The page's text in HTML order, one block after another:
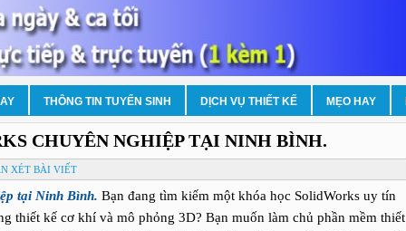
THÔNG TIN TUYỂN SINH DỊCH VỤ THIẾT KẾ MẸO HAY
CHUYÊN NGHIỆP TẠI NINH BÌNH.
XÉT BÀI VIẾT
tại Ninh Bình. Bạn đang tìm kiếm một khóa học SolidWorks uy tín
thiết kế cơ khí và mô phỏng 3D? Bạn muốn làm chủ phần mềm thiết